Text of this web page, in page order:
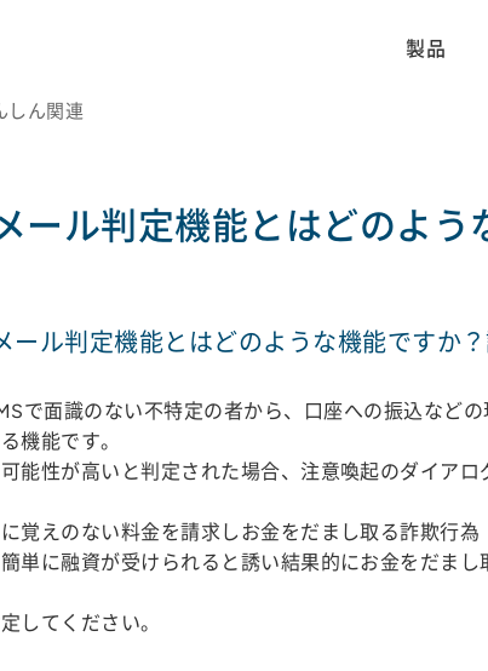
製品
しん関連
ール判定機能とはどのよう
ール判定機能とはどのような機能ですか
で面識のない不特定の者から、口座への振込など
機能です。
能性が高いと判定された場合、注意喚起のダイアロ
覚えのない料金を請求しお金をだまし取る詐欺行為
単に融資が受けられると誘い結果的にお金をだまし
してください。